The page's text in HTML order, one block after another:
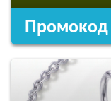
Промокод